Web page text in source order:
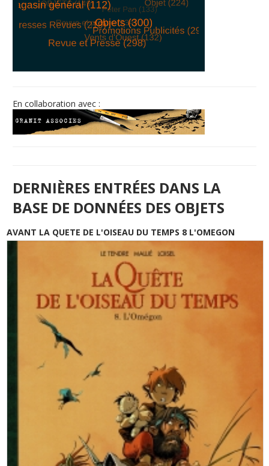
En collaboration avec :
DERNIÈRES ENTRÉES DANS LA
BASE DE DONNÉES DES OBJETS
AVANT LA QUETE DE L'OISEAU DU TEMPS 8 L'OMEGON